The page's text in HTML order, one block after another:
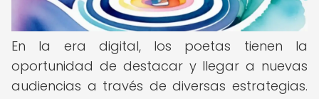
En la era digital, los poetas tienen la
oportunidad de destacar y llegar a nuevas
audiencias a través de diversas estrategias.